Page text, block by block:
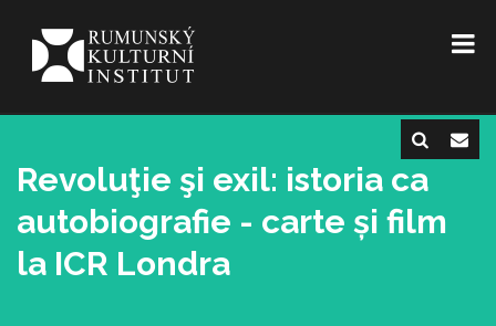
Revoluţie şi exil: istoria ca
autobiografie - carte și film
la ICR Londra